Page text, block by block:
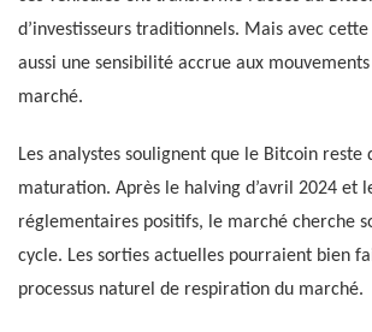
d’investisseurs traditionnels. Mais avec
aussi une sensibilité accrue aux
marché.
Les analystes soulignent que le Bitcoin reste
maturation. Après le halving d’avril 2024 et
réglementaires positifs, le marché cherche
cycle. Les sorties actuelles pourraient bien
processus naturel de respiration du marché.